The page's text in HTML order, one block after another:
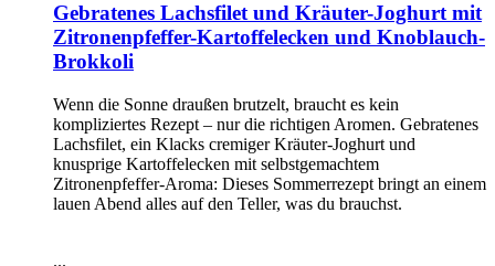
Gebratenes Lachsfilet und Kräuter-Joghurt mit
Zitronenpfeffer-Kartoffelecken und Knoblauch-
Brokkoli
Wenn die Sonne draußen brutzelt, braucht es kein
kompliziertes Rezept – nur die richtigen Aromen. Gebratenes
Lachsfilet, ein Klacks cremiger Kräuter-Joghurt und
knusprige Kartoffelecken mit selbstgemachtem
Zitronenpfeffer-Aroma: Dieses Sommerrezept bringt an einem
lauen Abend alles auf den Teller, was du brauchst.
...